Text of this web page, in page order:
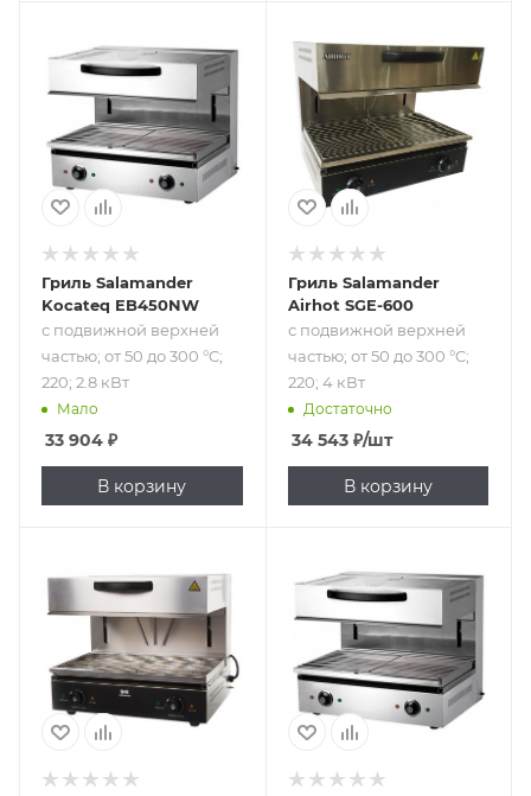
с подвижной
верхней частью;
от 50 до 300 °C;
220; 2.8 кВт
Гриль Salamander
Kocateq EB450NW
с подвижной верхней
частью; от 50 до 300 °C;
220; 2.8 кВт
Мало
33 904 ₽
В корзину
с подвижной
верхней частью;
от 50 до 300 °C;
220; 4 кВт
Гриль Salamander
Airhot SGE-600
с подвижной верхней
частью; от 50 до 300 °C;
220; 4 кВт
Достаточно
34 543₽/шт
В корзину
с подвижной
верхней частью;
от 50 до 300 °C;
220; 4 кВт
с подвижной
верхней частью;
от 50 до 300 °C;
220 В; 5 кВт